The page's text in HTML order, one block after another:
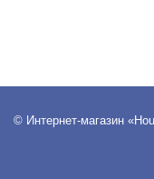
© Интернет-магазин